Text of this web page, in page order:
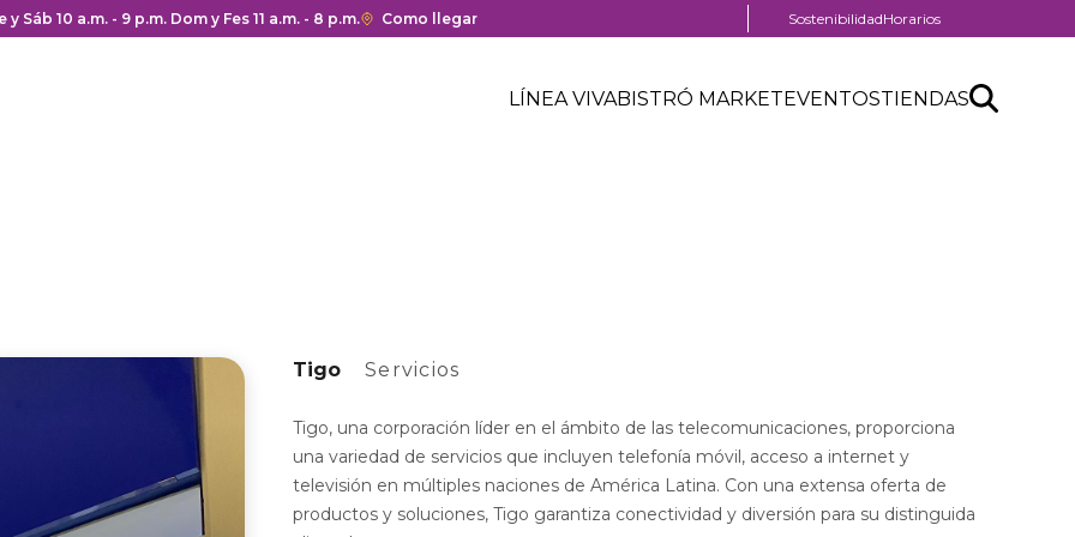
y cierre del centro comercial.
Sáb 10 a.m. - 9 p.m. Dom y Fes 11 a.m. - 8 p.m.Enlace
Como llegar
Menú
SostenibilidadHorarios
Header
Menú
LÍNEA VIVABISTRÓ MARKETEVENTOSTIENDASSearch
Buscar
Tigo Servicios
Tigo, una corporación líder en el ámbito de las telecomunicaciones, proporciona
una variedad de servicios que incluyen telefonía móvil, acceso a internet y
televisión en múltiples naciones de América Latina. Con una extensa oferta de
productos y soluciones, Tigo garantiza conectividad y diversión para su distinguida